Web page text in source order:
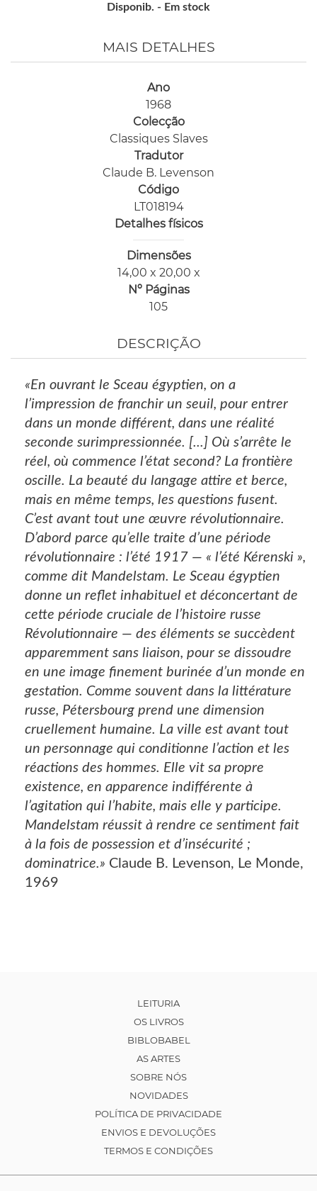
Disponib. - Em stock
MAIS DETALHES
Ano
1968
Colecção
Classiques Slaves
Tradutor
Claude B. Levenson
Código
LT018194
Detalhes físicos
Dimensões
14,00 x 20,00 x
Nº Páginas
105
DESCRIÇÃO
«En ouvrant le Sceau égyptien, on a
l’impression de franchir un seuil, pour entrer
dans un monde différent, dans une réalité
seconde surimpressionnée. [...] Où s’arrête le
réel, où commence l’état second? La frontière
oscille. La beauté du langage attire et berce,
mais en même temps, les questions fusent.
C’est avant tout une œuvre révolutionnaire.
D’abord parce qu’elle traite d’une période
révolutionnaire : l’été 1917 — « l’été Kérenski »,
comme dit Mandelstam. Le Sceau égyptien
donne un reﬂet inhabituel et déconcertant de
cette période cruciale de l’histoire russe
Révolutionnaire — des éléments se succèdent
apparemment sans liaison, pour se dissoudre
en une image ﬁnement burinée d’un monde en
gestation. Comme souvent dans la littérature
russe, Pétersbourg prend une dimension
cruellement humaine. La ville est avant tout
un personnage qui conditionne l’action et les
réactions des hommes. Elle vit sa propre
existence, en apparence indifférente à
l’agitation qui l’habite, mais elle y participe.
Mandelstam réussit à rendre ce sentiment fait
à la fois de possession et d’insécurité ;
dominatrice.» Claude B. Levenson, Le Monde,
1969
LEITURIA
OS LIVROS
BIBLOBABEL
AS ARTES
SOBRE NÓS
NOVIDADES
POLÍTICA DE PRIVACIDADE
ENVIOS E DEVOLUÇÕES
TERMOS E CONDIÇÕES